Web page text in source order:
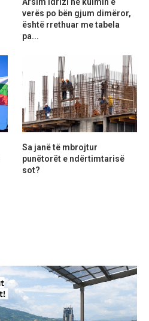
verës po bën gjum dimëror,
është rrethuar me tabela
pa...
Sa janë të mbrojtur
punëtorët e ndërtimtarisë
sot?